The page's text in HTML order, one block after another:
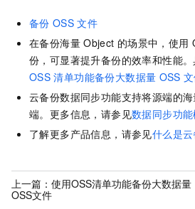
备份 OSS 文件
在备份海量 Object 的场景中，使用
份，可显著提升备份的效率和性能
OSS 清单功能备份大数据量 OSS
云备份数据同步功能支持将源端的
端。更多信息，请参见数据同步功
了解更多产品信息，请参见什么是
上一篇： 使用OSS清单功能备份大数据量
OSS文件